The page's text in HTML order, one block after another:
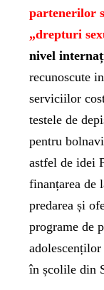
partenerilor
„drepturi
nivel
recunoscute
serviciilor
testele de
pentru
astfel de idei
finanțarea de
predarea și
programe de
în școlile din